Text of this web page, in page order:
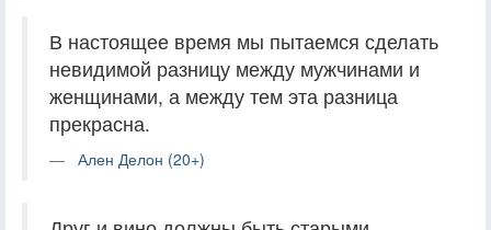
В настоящее время мы пытаемся сделать
невидимой разницу между мужчинами и
женщинами, а между тем эта разница
прекрасна.
Ален Делон (20+)